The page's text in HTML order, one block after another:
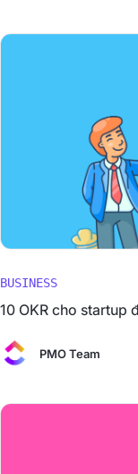
BUSINESS
10 OKR cho startup
PMO Team